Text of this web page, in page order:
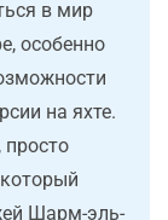
в мир
особенно
на яхте.
Шарм-эль-